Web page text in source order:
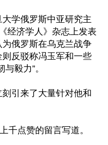
学俄罗斯中亚研究主
经济学人》杂志上发表
俄罗斯在乌克兰战争
反驳称冯玉军和一些
毅力”。
引来了大量针对他和
千点赞的留言写道。